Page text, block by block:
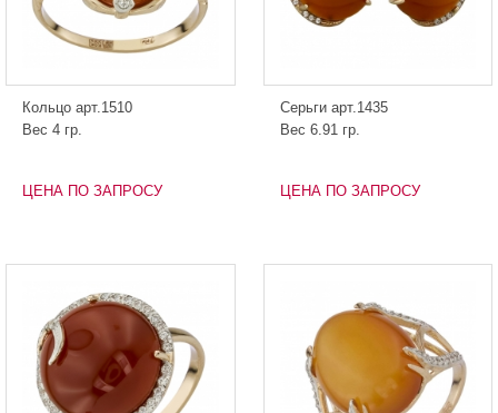
Кольцо арт.1510
Вес 4 гр.
ЦЕНА ПО ЗАПРОСУ
Серьги арт.1435
Вес 6.91 гр.
ЦЕНА ПО ЗАПРОСУ